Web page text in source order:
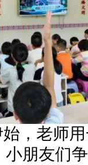
，老师
朋友们